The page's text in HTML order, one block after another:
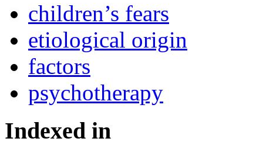
children’s fears
etiological origin
factors
psychotherapy
Indexed in